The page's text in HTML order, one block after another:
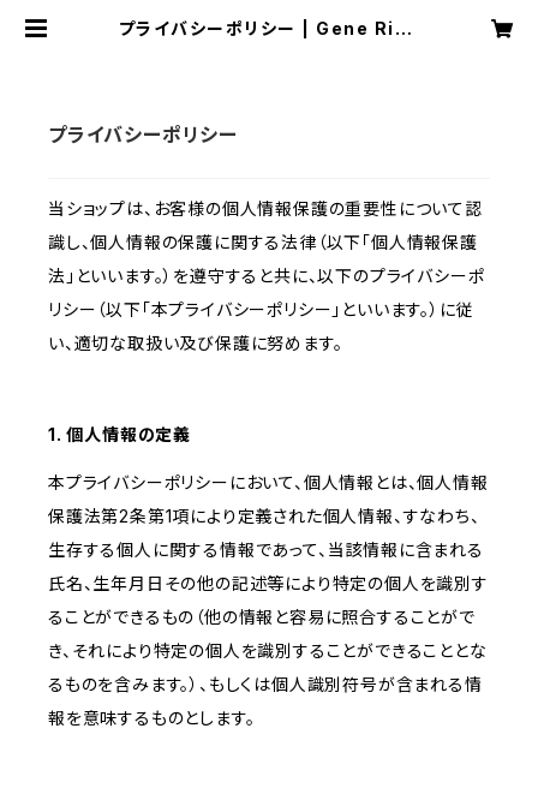
プライバシーポリシー | Gene Righ
プライバシーポリシー
当ショップは、お客様の個人情報保護の重要性について認
識し、個人情報の保護に関する法律（以下「個人情報保護
法」といいます。）を遵守すると共に、以下のプライバシーポ
リシー（以下「本プライバシーポリシー」といいます。）に従
い、適切な取扱い及び保護に努めます。
1. 個人情報の定義
本プライバシーポリシーにおいて、個人情報とは、個人情報
保護法第2条第1項により定義された個人情報、すなわち、
生存する個人に関する情報であって、当該情報に含まれる
氏名、生年月日その他の記述等により特定の個人を識別す
ることができるもの（他の情報と容易に照合することがで
き、それにより特定の個人を識別することができることとな
るものを含みます。）、もしくは個人識別符号が含まれる情
報を意味するものとします。